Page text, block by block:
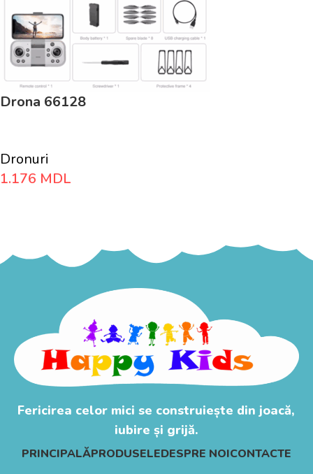
Drona 66128
Dronuri
1.176 MDL
Fericirea celor mici se construiește din joacă,
iubire și grijă.
PRINCIPALĂPRODUSELEDESPRE NOICONTACTE